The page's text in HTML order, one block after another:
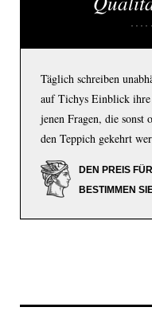
Täglich schreiben
auf Tichys Einblick
jenen Fragen, die sonst
den Teppich gekehrt
DEN PREIS
BESTIMMEN